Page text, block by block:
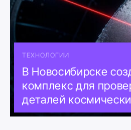
ТЕХНОЛОГИИ
В Новосибирске
комплекс для
деталей